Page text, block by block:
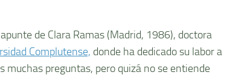
de Clara Ramas (Madrid, 1986), doctora
Complutense, donde ha dedicado su labor a
muchas preguntas, pero quizá no se entiende